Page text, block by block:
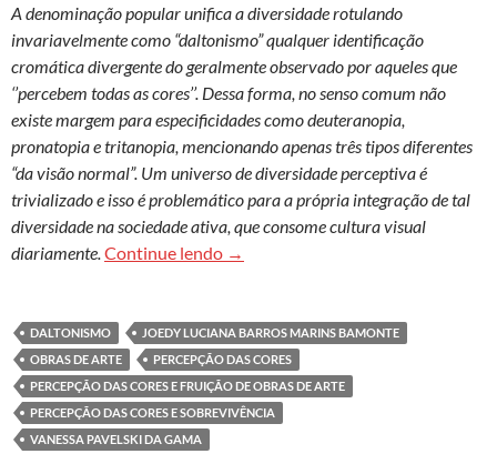
A denominação popular unifica a diversidade rotulando
invariavelmente como “daltonismo” qualquer identificação
cromática divergente do geralmente observado por aqueles que
‘’percebem todas as cores’’. Dessa forma, no senso comum não
existe margem para especificidades como deuteranopia,
pronatopia e tritanopia, mencionando apenas três tipos diferentes
“da visão normal”. Um universo de diversidade perceptiva é
trivializado e isso é problemático para a própria integração de tal
diversidade na sociedade ativa, que consome cultura visual
diariamente.Continue lendo Percepção da cor na leitura de
→
DALTONISMO
JOEDY LUCIANA BARROS MARINS BAMONTE
OBRAS DE ARTE
PERCEPÇÃO DAS CORES
PERCEPÇÃO DAS CORES E FRUIÇÃO DE OBRAS DE ARTE
PERCEPÇÃO DAS CORES E SOBREVIVÊNCIA
VANESSA PAVELSKI DA GAMA